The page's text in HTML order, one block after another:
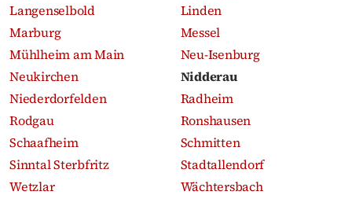
Langenselbold
Linden
Marburg
Messel
Mühlheim am Main
Neu-Isenburg
Neukirchen
Nidderau
Niederdorfelden
Radheim
Rodgau
Ronshausen
Schaafheim
Schmitten
Sinntal Sterbfritz
Stadtallendorf
Wetzlar
Wächtersbach